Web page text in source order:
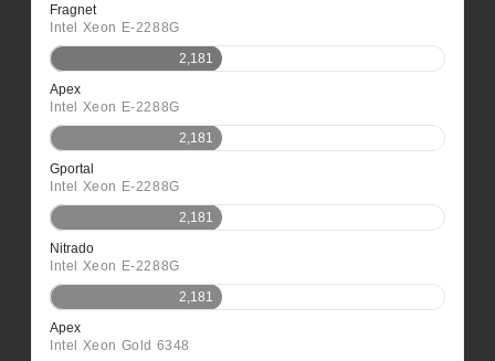
Fragnet
Intel Xeon E-2288G
2,181
Apex
Intel Xeon E-2288G
2,181
Gportal
Intel Xeon E-2288G
2,181
Nitrado
Intel Xeon E-2288G
2,181
Apex
Intel Xeon Gold 6348